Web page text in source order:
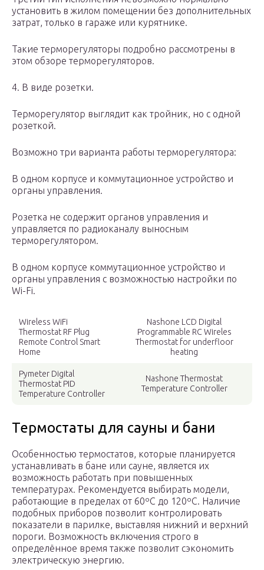
установить в жилом помещении без дополнительных
затрат, только в гараже или курятнике.
Такие терморегуляторы подробно рассмотрены в
этом обзоре терморегуляторов.
4. В виде розетки.
Терморегулятор выглядит как тройник, но с одной
розеткой.
Возможно три варианта работы терморегулятора:
В одном корпусе и коммутационное устройство и
органы управления.
Розетка не содержит органов управления и
управляется по радиоканалу выносным
терморегулятором.
В одном корпусе коммутационное устройство и
органы управления с возможностью настройки по
Wi-Fi.
Wireless WiFi
Thermostat RF Plug
Remote Control Smart
Home
Nashone LCD Digital
Programmable RC Wireles
Thermostat for underfloor
heating
Pymeter Digital
Thermostat PID
Temperature Controller
Nashone Thermostat
Temperature Controller
Термостаты для сауны и бани
Особенностью термостатов, которые планируется
устанавливать в бане или сауне, является их
возможность работать при повышенных
температурах. Рекомендуется выбирать модели,
работающие в пределах от 60ºС до 120ºС. Наличие
подобных приборов позволит контролировать
показатели в парилке, выставляя нижний и верхний
пороги. Возможность включения строго в
определённое время также позволит сэкономить
электрическую энергию.